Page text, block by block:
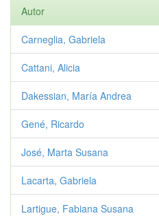
Autor
Carneglia, Gabriela
Cattani, Alicia
Dakessian, María Andrea
Gené, Ricardo
José, Marta Susana
Lacarta, Gabriela
Lartigue, Fabiana Susana